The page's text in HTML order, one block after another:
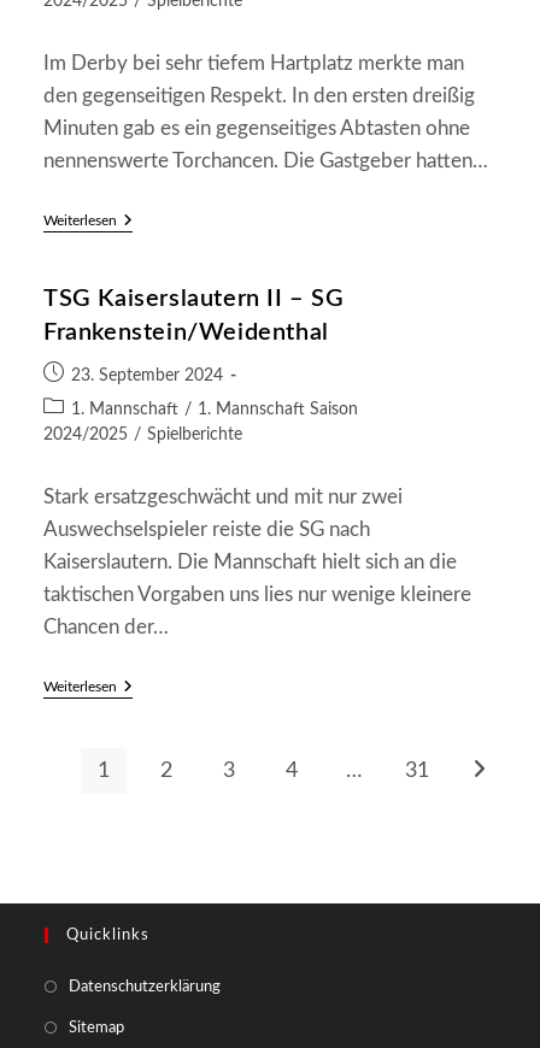
Im Derby bei sehr tiefem Hartplatz merkte man
den gegenseitigen Respekt. In den ersten dreißig
Minuten gab es ein gegenseitiges Abtasten ohne
nennenswerte Torchancen. Die Gastgeber hatten…
WeiterlesenSG
Hochspeyer
(0:0)
TSG Kaiserslautern II – SG
Frankenstein/Weidenthal
Beitrag
veröffentlicht:
23. September 2024
Beitrags-
Kategorie:
1. Mannschaft / 1. Mannschaft Saison
2024/2025 / Spielberichte
Stark ersatzgeschwächt und mit nur zwei
Auswechselspieler reiste die SG nach
Kaiserslautern. Die Mannschaft hielt sich an die
taktischen Vorgaben uns lies nur wenige kleinere
Chancen der…
WeiterlesenTSG
1 2 3 4 … 31 Zur
Quicklinks
DatenschutzerklärungOpens
SitemapOpens